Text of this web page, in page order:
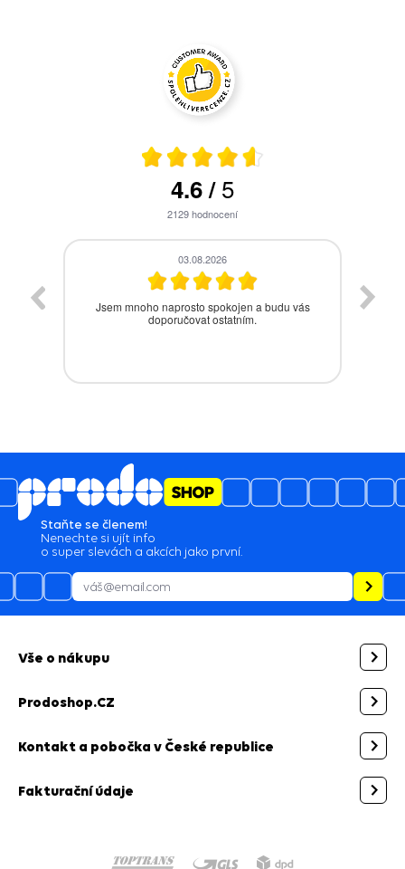
4.6/5
2129hodnocení
28.07.2026
Bezproblémová komunikace, rychlé vyřešení
drobného problému.
Staňte se členem!
Nenechte si ujít info
o super slevách a akcích jako první.
Vše o nákupu
Prodoshop.CZ
Kontakt a pobočka v České republice
Fakturační údaje